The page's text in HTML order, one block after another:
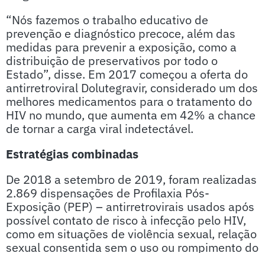
“Nós fazemos o trabalho educativo de
prevenção e diagnóstico precoce, além das
medidas para prevenir a exposição, como a
distribuição de preservativos por todo o
Estado”, disse. Em 2017 começou a oferta do
antirretroviral Dolutegravir, considerado um dos
melhores medicamentos para o tratamento do
HIV no mundo, que aumenta em 42% a chance
de tornar a carga viral indetectável.
Estratégias combinadas
De 2018 a setembro de 2019, foram realizadas
2.869 dispensações de Profilaxia Pós-
Exposição (PEP) – antirretrovirais usados após
possível contato de risco à infecção pelo HIV,
como em situações de violência sexual, relação
sexual consentida sem o uso ou rompimento do